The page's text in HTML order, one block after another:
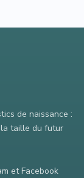
de naissance :
taille du futur
et Facebook